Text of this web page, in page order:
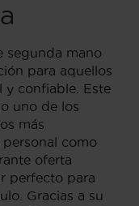
segunda mano
para aquellos
y confiable. Este
uno de los
más
como
oferta
perfecto para
Gracias a su